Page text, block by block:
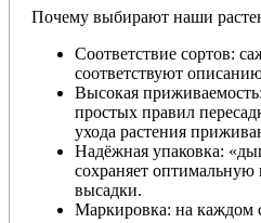
Почему выбирают наши
Соответствие сортов:
соответствуют
Высокая
простых правил
ухода растения
Надёжная упаковка:
сохраняет оптимальную
высадки.
Маркировка: на каждом